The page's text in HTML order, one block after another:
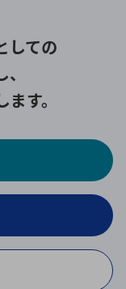
しての
す。